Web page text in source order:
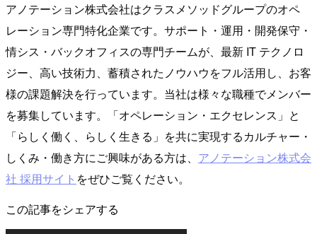
アノテーション株式会社はクラスメソッドグループのオペ
レーション専門特化企業です。サポート・運用・開発保守・
情シス・バックオフィスの専門チームが、最新 IT テクノロ
ジー、高い技術力、蓄積されたノウハウをフル活用し、お客
様の課題解決を行っています。当社は様々な職種でメンバー
を募集しています。「オペレーション・エクセレンス」と
「らしく働く、らしく生きる」を共に実現するカルチャー・
しくみ・働き方にご興味がある方は、 アノテーション株式会
社 採用サイト をぜひご覧ください。
この記事をシェアする